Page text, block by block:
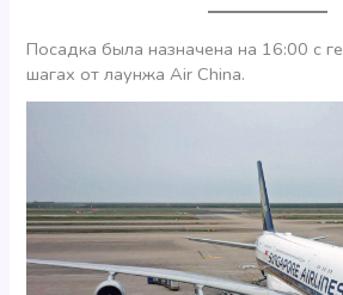
Посадка была назначена на 16:00 с
шагах от лаунжа Air China.